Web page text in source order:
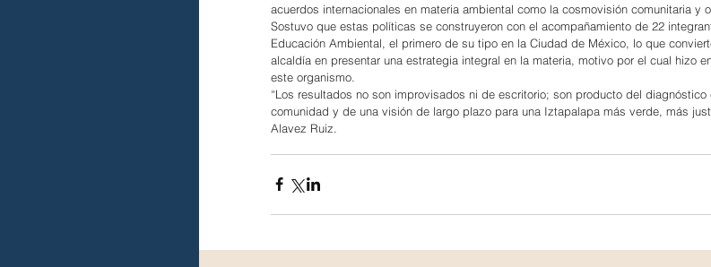
acuerdos internacionales en materia ambiental como la cosmovisión comunitaria y
Sostuvo que estas políticas se construyeron con el acompañamiento de 22
Educación Ambiental, el primero de su tipo en la Ciudad de México, lo que
alcaldía en presentar una estrategia integral en la materia, motivo por el cual hizo
este organismo.
“Los resultados no son improvisados ni de escritorio; son producto del
comunidad y de una visión de largo plazo para una Iztapalapa más verde, más
Alavez Ruiz.